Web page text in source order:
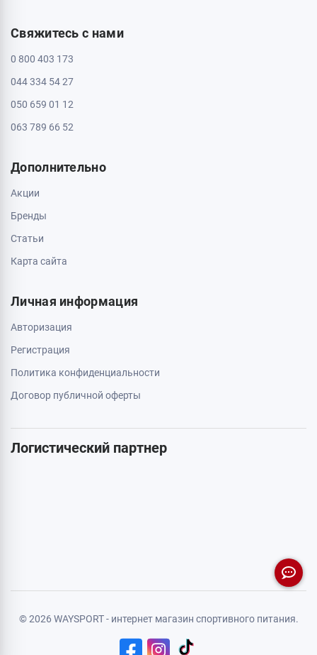
Свяжитесь с нами
0 800 403 173
044 334 54 27
050 659 01 12
063 789 66 52
Дополнительно
Акции
Бренды
Статьи
Карта сайта
Личная информация
Авторизация
Регистрация
Политика конфиденциальности
Договор публичной оферты
Логистический партнер
© 2026 WAYSPORT - интернет магазин спортивного питания.